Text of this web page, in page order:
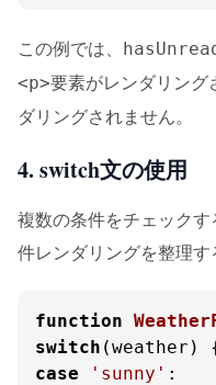
この例では、
<p>要素がレンダリング
ダリングされません。
4. switch文の使用
複数の条件をチェック
件レンダリングを整理す
function
switch
case
'sunny'